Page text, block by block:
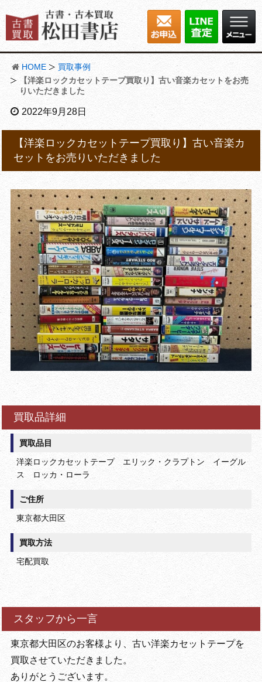
HOME
買取事例
【洋楽ロックカセットテープ買取り】古い音楽カセットをお売
りいただきました
2022年9月28日
【洋楽ロックカセットテープ買取り】古い音楽カ
セットをお売りいただきました
買取品詳細
買取品目
洋楽ロックカセットテープ エリック・クラプトン イーグル
ス ロッカ・ローラ
ご住所
東京都大田区
買取方法
宅配買取
スタッフから一言
東京都大田区のお客様より、古い洋楽カセットテープを
買取させていただきました。
ありがとうございます。